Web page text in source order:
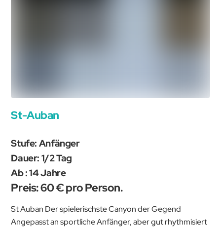
St-Auban
Stufe: Anfänger
Dauer: 1/2 Tag
Ab : 14 Jahre
Preis: 60 € pro Person.
St Auban Der spielerischste Canyon der Gegend
Angepasst an sportliche Anfänger, aber gut rhythmisiert